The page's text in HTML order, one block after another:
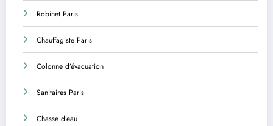
Robinet Paris
Chauffagiste Paris
Colonne d’évacuation
Sanitaires Paris
Chasse d’eau